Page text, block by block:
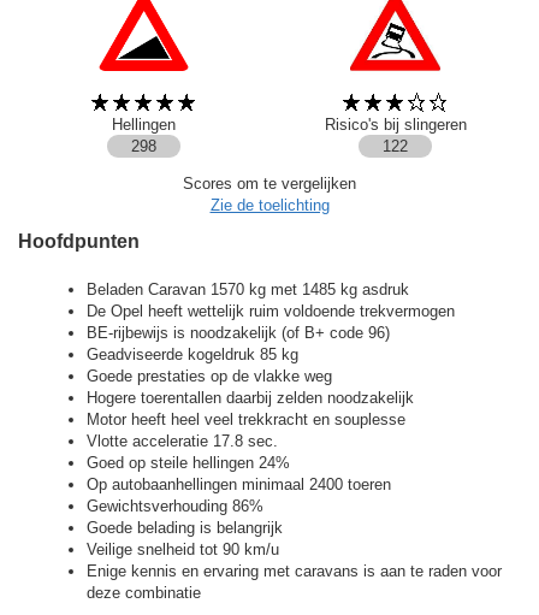
Hellingen
Risico's bij slingeren
298
122
Scores om te vergelijken
Zie de toelichting
Hoofdpunten
Beladen Caravan 1570 kg met 1485 kg asdruk
De Opel heeft wettelijk ruim voldoende trekvermogen
BE-rijbewijs is noodzakelijk (of B+ code 96)
Geadviseerde kogeldruk 85 kg
Goede prestaties op de vlakke weg
Hogere toerentallen daarbij zelden noodzakelijk
Motor heeft heel veel trekkracht en souplesse
Vlotte acceleratie 17.8 sec.
Goed op steile hellingen 24%
Op autobaanhellingen minimaal 2400 toeren
Gewichtsverhouding 86%
Goede belading is belangrijk
Veilige snelheid tot 90 km/u
Enige kennis en ervaring met caravans is aan te raden voor
deze combinatie